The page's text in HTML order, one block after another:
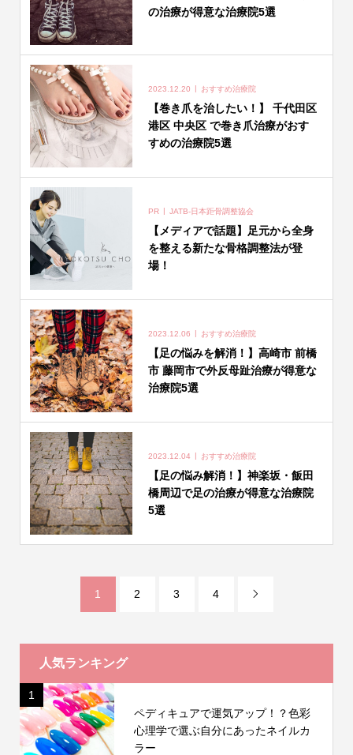
の治療が得意な治療院5選
2023.12.20 おすすめ治療院
【巻き爪を治したい！】 千代田区
港区 中央区 で巻き爪治療がおす
すめの治療院5選
PR JATB-日本距骨調整協会
【メディアで話題】足元から全身
を整える新たな骨格調整法が登
場！
2023.12.06 おすすめ治療院
【足の悩みを解消！】高崎市 前橋
市 藤岡市で外反母趾治療が得意な
治療院5選
2023.12.04 おすすめ治療院
【足の悩み解消！】神楽坂・飯田
橋周辺で足の治療が得意な治療院
5選
1 2 3 4 
人気ランキング
1
ペディキュアで運気アップ！？色彩
心理学で選ぶ自分にあったネイルカ
ラー